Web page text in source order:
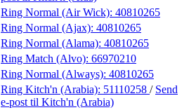
Ring Normal (Air Wick): 40810265
Ring Normal (Ajax): 40810265
Ring Normal (Alama): 40810265
Ring Match (Alvo): 66970210
Ring Normal (Always): 40810265
Ring Kitch'n (Arabia): 51110258 / Send
e-post til Kitch'n (Arabia)